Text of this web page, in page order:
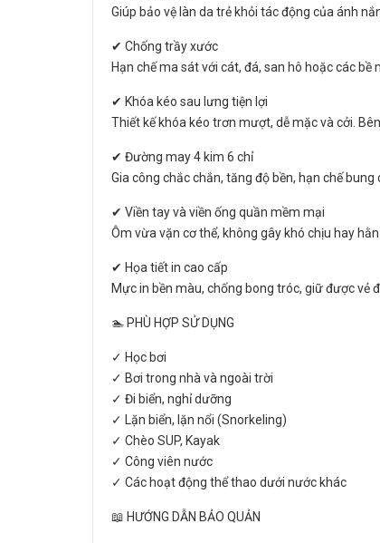
Giúp bảo vệ làn da trẻ khỏi tác động của ánh
✔ Chống trầy xước
Hạn chế ma sát với cát, đá, san hô hoặc các bề
✔ Khóa kéo sau lưng tiện lợi
Thiết kế khóa kéo trơn mượt, dễ mặc và cởi.
✔ Đường may 4 kim 6 chỉ
Gia công chắc chắn, tăng độ bền, hạn chế
✔ Viền tay và viền ống quần mềm mại
Ôm vừa vặn cơ thể, không gây khó chịu hay hằn
✔ Họa tiết in cao cấp
Mực in bền màu, chống bong tróc, giữ được vẻ
🏊 PHÙ HỢP SỬ DỤNG
✓ Học bơi
✓ Bơi trong nhà và ngoài trời
✓ Đi biển, nghỉ dưỡng
✓ Lặn biển, lặn nổi (Snorkeling)
✓ Chèo SUP, Kayak
✓ Công viên nước
✓ Các hoạt động thể thao dưới nước khác
📖 HƯỚNG DẪN BẢO QUẢN